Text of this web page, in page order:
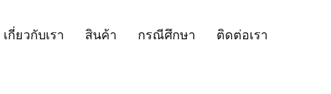
เกี่ยวกับเรา สินค้า กรณีศึกษา ติดต่อเรา